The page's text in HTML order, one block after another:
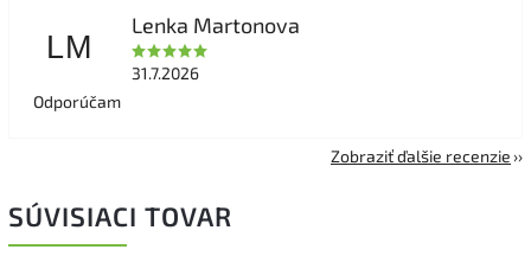
LM
Lenka Martonova
31.7.2026
Odporúčam
Zobraziť ďalšie recenzie
SÚVISIACI TOVAR